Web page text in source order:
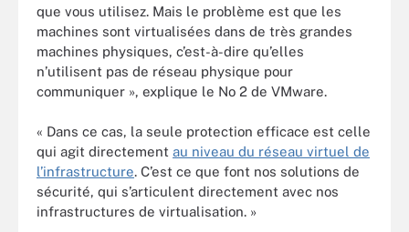
que vous utilisez. Mais le problème est que les
machines sont virtualisées dans de très grandes
machines physiques, c’est-à-dire qu’elles
n’utilisent pas de réseau physique pour
communiquer », explique le No 2 de VMware.
« Dans ce cas, la seule protection efficace est celle
qui agit directement au niveau du réseau virtuel de
l’infrastructure. C’est ce que font nos solutions de
sécurité, qui s’articulent directement avec nos
infrastructures de virtualisation. »